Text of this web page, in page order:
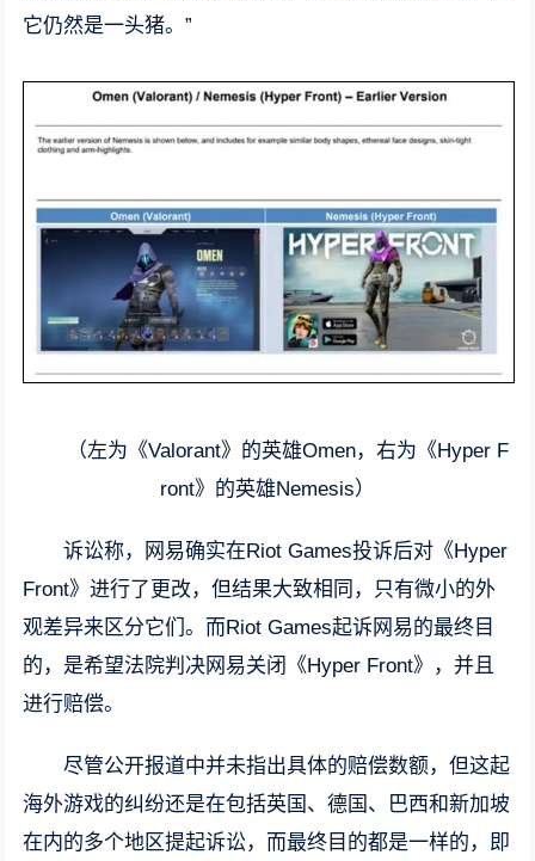
它仍然是一头猪。”
（左为《Valorant》的英雄Omen，右为《Hyper F
ront》的英雄Nemesis）
诉讼称，网易确实在Riot Games投诉后对《Hyper
Front》进行了更改，但结果大致相同，只有微小的外
观差异来区分它们。而Riot Games起诉网易的最终目
的，是希望法院判决网易关闭《Hyper Front》，并且
进行赔偿。
尽管公开报道中并未指出具体的赔偿数额，但这起
海外游戏的纠纷还是在包括英国、德国、巴西和新加坡
在内的多个地区提起诉讼，而最终目的都是一样的，即